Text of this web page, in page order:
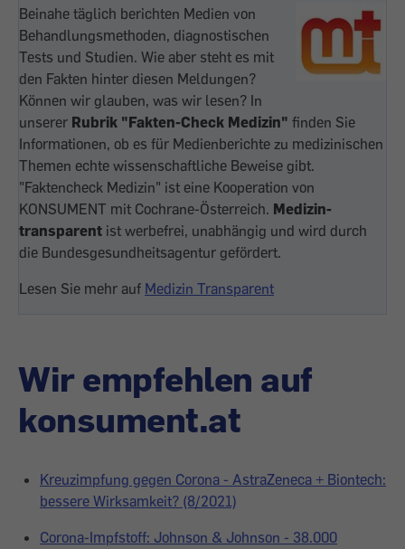
Beinahe täglich berichten Medien von
Behandlungsmethoden, diagnostischen
Tests und Studien. Wie aber steht es mit
den Fakten hinter diesen Meldungen?
Können wir glauben, was wir lesen? In
unserer Rubrik "Fakten-Check Medizin" finden Sie
Informationen, ob es für Medienberichte zu medizinischen
Themen echte wissenschaftliche Beweise gibt.
"Faktencheck Medizin" ist eine Kooperation von
KONSUMENT mit Cochrane-Österreich. Medizin-
transparent ist werbefrei, unabhängig und wird durch
die Bundesgesundheitsagentur gefördert.
Lesen Sie mehr auf Medizin Transparent
Wir empfehlen auf
konsument.at
Kreuzimpfung gegen Corona - AstraZeneca + Biontech:
bessere Wirksamkeit? (8/2021)
Corona-Impfstoff: Johnson & Johnson - 38.000